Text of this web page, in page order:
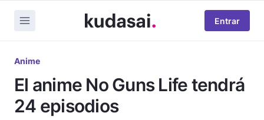
Entrar
Anime
El anime No Guns Life tendrá
24 episodios